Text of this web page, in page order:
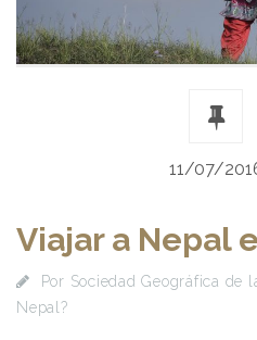
11/07/
Viajar a Nepal
Por Sociedad Geográfica de
Nepal?